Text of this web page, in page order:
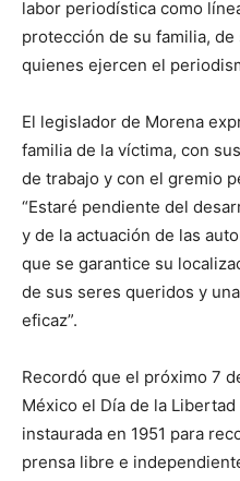
labor periodística como
protección de su familia,
quienes ejercen el
El legislador de Morena e
familia de la víctima, con
de trabajo y con el gremio
“Estaré pendiente del
y de la actuación de las
que se garantice su
de sus seres queridos y
eficaz”.
Recordó que el próximo 7
México el Día de la
instaurada en 1951 para
prensa libre e